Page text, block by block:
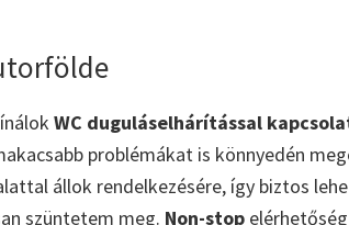
WC duguláselhárítással
problémákat is könnyedén
állok rendelkezésére, így biztos
szüntetem meg. Non-stop